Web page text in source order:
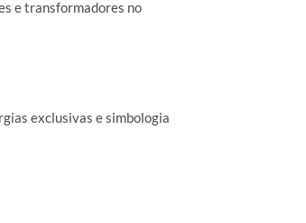
e transformadores no
exclusivas e simbologia